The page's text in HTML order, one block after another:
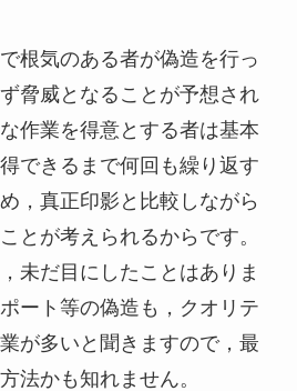
根気のある者が偽造を行っ
脅威となることが予想され
作業を得意とする者は基本
できるまで何回も繰り返す
，真正印影と比較しながら
とが考えられるからです。
未だ目にしたことはありま
ート等の偽造も，クオリテ
が多いと聞きますので，最
法かも知れません。